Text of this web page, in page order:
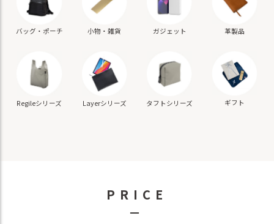
バッグ・ポーチ 小物・雑貨 ガジェット 革製品
Regileシリーズ Layerシリーズ タフトシリーズ ギフト
PRICE
－